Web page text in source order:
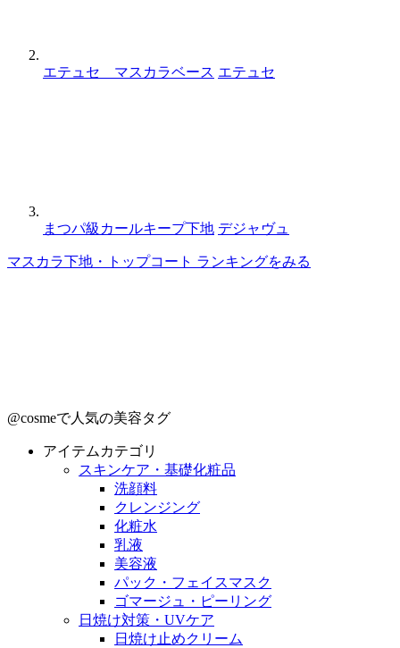
エテュセ マスカラベース エテュセ
まつパ級カールキープ下地 デジャヴュ
マスカラ下地・トップコート ランキングをみる
@cosmeで人気の美容タグ
アイテムカテゴリ
スキンケア・基礎化粧品
洗顔料
クレンジング
化粧水
乳液
美容液
パック・フェイスマスク
ゴマージュ・ピーリング
日焼け対策・UVケア
日焼け止めクリーム